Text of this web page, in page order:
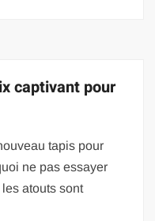
captivant pour
tapis pour
ne pas essayer
atouts sont